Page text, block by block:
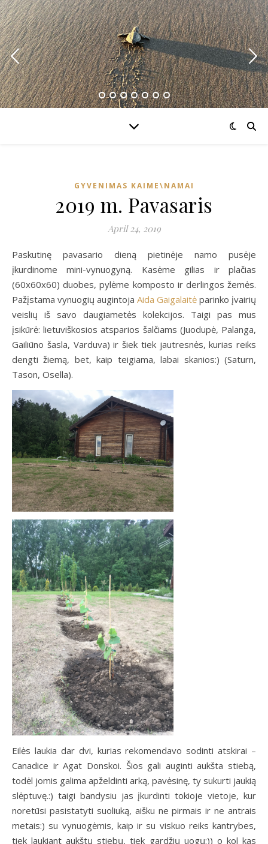
GYVENIMAS KAIME\NAMAI
2019 m. Pavasaris
April 24, 2019
Paskutinę pavasario dieną pietinėje namo pusėje
įkurdinome mini-vynuogyną. Kasėme gilias ir plačias
(60x60x60) duobes, pylėme komposto ir derlingos žemės.
Pažįstama vynuogių augintoja Aida Gaigalaitė parinko įvairių
veislių iš savo daugiametės kolekcijos. Taigi pas mus
įsikūrė: lietuviškosios atsparios šalčiams (Juodupė, Palanga,
Gailiūno šasla, Varduva) ir šiek tiek jautresnės, kurias reiks
dengti žiemą, bet, kaip teigiama, labai skanios:) (Saturn,
Tason, Osella).
Eilės laukia dar dvi, kurias rekomendavo sodinti atskirai –
Canadice ir Agat Donskoi. Šios gali auginti aukšta stiebą,
todėl jomis galima apželdinti arką, pavėsinę, ty sukurti jaukią
slėptuvę.:) taigi bandysiu jas įkurdinti tokioje vietoje, kur
noretūsi pasistatyti suoliuką, aišku ne pirmais ir ne antrais
metais:) su vynuogėmis, kaip ir su viskuo reiks kantrybes,
tiek laukiant aukštų stiebų, tiek gardžių uogų:)) o kol kas